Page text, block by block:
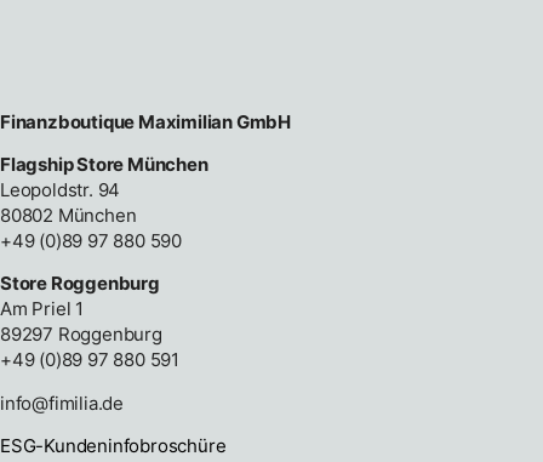
Finanzboutique Maximilian GmbH
Flagship Store München
Leopoldstr. 94
80802 München
+49 (0)89 97 880 590
Store Roggenburg
Am Priel 1
89297 Roggenburg
+49 (0)89 97 880 591
info@fimilia.de
ESG-Kundeninfobroschüre